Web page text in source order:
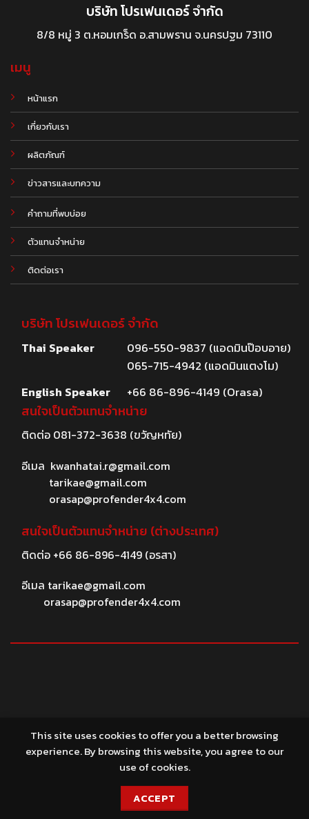
บริษัท โปรเฟนเดอร์ จำกัด
8/8 หมู่ 3 ต.หอมเกร็ด อ.สามพราน จ.นครปฐม 73110
เมนู
หน้าแรก
เกี่ยวกับเรา
ผลิตภัณฑ์
ข่าวสารและบทความ
.
คำถามที่พบบ่อย
ตัวแทนจำหน่าย
ติดต่อเรา
บริษัท โปรเฟนเดอร์ จำกัด
Thai Speaker
096-550-9837 (แอดมินป๊อบอาย)
065-715-4942 (แอดมินแตงโม)
English Speaker
+66 86-896-4149 (Orasa)
สนใจเป็นตัวแทนจำหน่าย
ติดต่อ 081-372-3638 (ขวัญหทัย)
อีเมล kwanhatai.r@gmail.com
tarikae@gmail.com
orasap@profender4x4.com
สนใจเป็นตัวแทนจำหน่าย (ต่างประเทศ)
ติดต่อ +66 86-896-4149(อรสา)
อีเมล tarikae@gmail.com
orasap@profender4x4.com
This site uses cookies to offer you a better browsing
experience. By browsing this website, you agree to our
use of cookies.
ACCEPT